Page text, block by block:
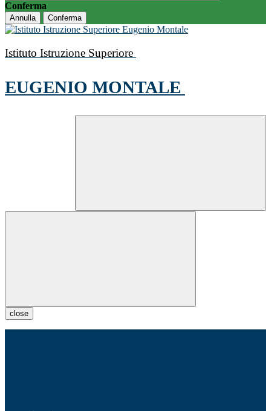
Conferma
Annulla Conferma
Istituto Istruzione Superiore
EUGENIO MONTALE
close